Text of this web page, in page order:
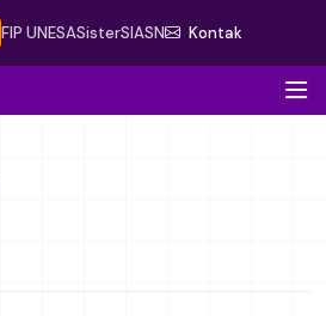
FIP UNESASisterSIASN Kontak